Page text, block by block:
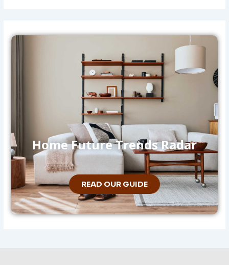
Home Future Trends Radar
READ OUR GUIDE